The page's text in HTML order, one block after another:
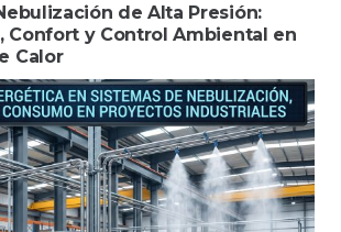
de Alta Presión:
Confort y Control Ambiental en
Calor